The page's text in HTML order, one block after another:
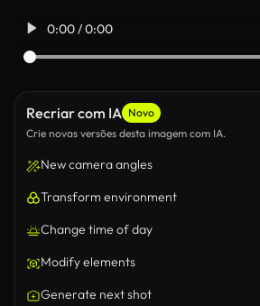
0:00 / 0:00
Recriar com IA Novo
Crie novas versões desta imagem com IA.
New camera angles
Transform environment
Change time of day
Modify elements
Generate next shot